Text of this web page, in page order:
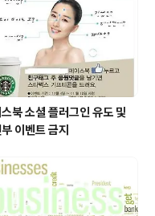
북 소셜 플러그인 유도 및
이벤트 금지